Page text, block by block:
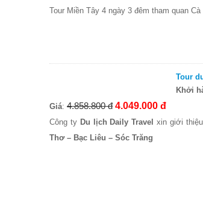
Tour Miền Tây 4 ngày 3 đêm tham quan
Tour
Khởi
Giá: 4.858.800 đ 4.049.000 đ
Công tyDu lịch Daily Travel xin giới
Thơ – Bạc Liêu – Sóc Trăng